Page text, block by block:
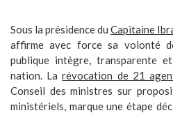
Sous la présidence du Capitaine
affirme avec force sa volonté
publique intègre, transparente
nation. Larévocation de 21
Conseil des ministres sur
ministériels, marque une étape